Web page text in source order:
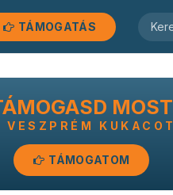
TÁMOGATÁS
MOST
VESZPRÉM KUKACOT
TÁMOGATOM